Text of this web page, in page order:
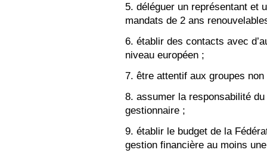
5. déléguer un représentant et
mandats de 2 ans
6. établir des contacts avec
niveau européen ;
7. être attentif aux groupes
8. assumer la responsabilité
gestionnaire ;
9. établir le budget de la
gestion financière au moins